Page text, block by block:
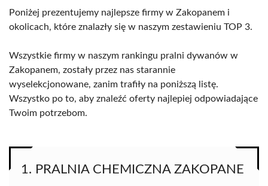
Poniżej prezentujemy najlepsze firmy w Zakopanem i
okolicach, które znalazły się w naszym zestawieniu TOP 3.
Wszystkie firmy w naszym rankingu pralni dywanów w
Zakopanem, zostały przez nas starannie
wyselekcjonowane, zanim trafiły na poniższą listę.
Wszystko po to, aby znaleźć oferty najlepiej odpowiadające
Twoim potrzebom.
1. PRALNIA CHEMICZNA ZAKOPANE